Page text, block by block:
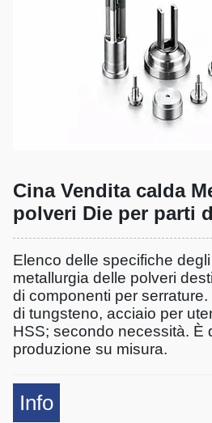
Cina Vendita calda
polveri Die per parti
Elenco delle specifiche
metallurgia delle polveri
di componenti per
di tungsteno, acciaio per
HSS; secondo necessità. È
produzione su misura.
Info